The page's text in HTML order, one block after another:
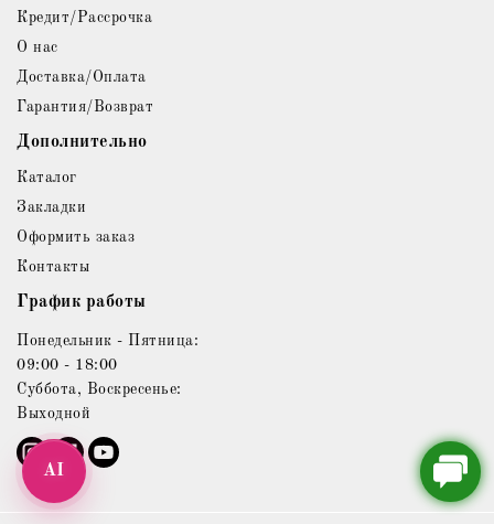
Кредит/Рассрочка
О нас
Доставка/Оплата
Гарантия/Возврат
Дополнительно
Каталог
Закладки
Оформить заказ
Контакты
График работы
Понедельник - Пятница:
09:00 - 18:00
Суббота, Воскресенье:
Выходной
AI